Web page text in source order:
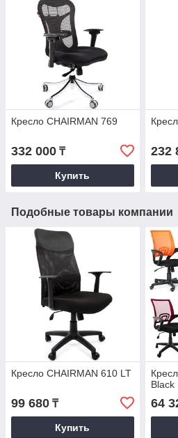
Кресло CHAIRMAN 769
332 000 ₸
Купить
232
Подобные товары компании
Кресло CHAIRMAN 610 LT
99 680 ₸
Купить
Black
64